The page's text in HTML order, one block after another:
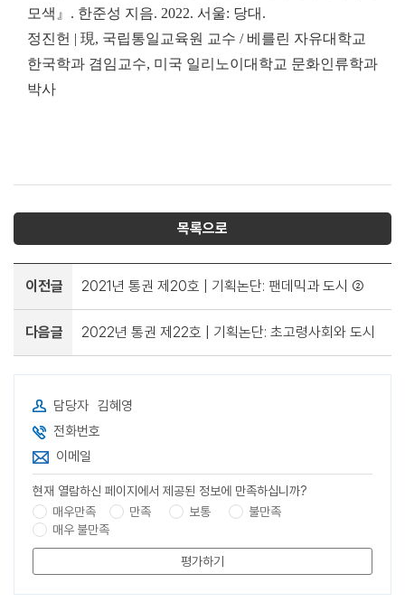
모색 』 . 한준성 지음. 2022. 서울: 당대 .
정진헌 | 現, 국립통일교육원 교수 / 베를린 자유대학교
한국학과 겸임교수, 미국 일리노이대학교 문화인류학과
박사
목록으로
이전글 2021년 통권 제20호 | 기획논단: 팬데믹과 도시 ②
다음글 2022년 통권 제22호 | 기획논단: 초고령사회와 도시
담당자 김혜영
전화번호
이메일
현재 열람하신 페이지에서 제공된 정보에 만족하십니까?
매우만족
만족 보통
불만족
매우 불만족
평가하기